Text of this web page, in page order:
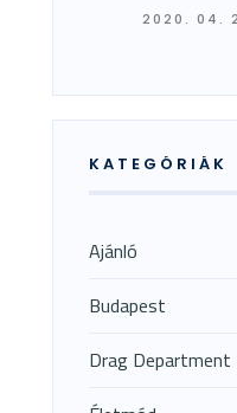
2020. 04.
KATEGÓRIÁK
Ajánló
Budapest
Drag Department